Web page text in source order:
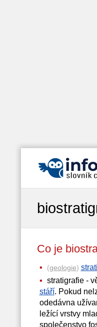
Co je
(geologie)
stratigrafie -
stáří. Pokud
odedávna
ležící vrstvy
společenstvo